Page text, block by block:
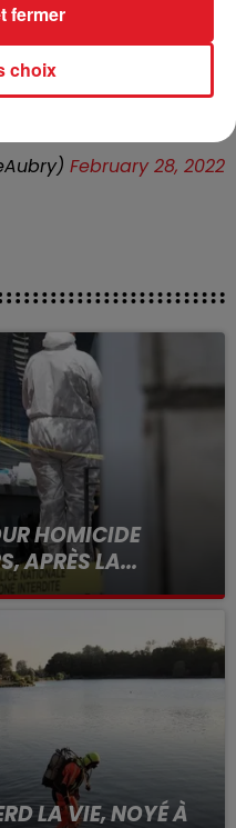
répondre aux
dans les pays
après la décision de
en Ukraine➡️
February 28, 2022
HOMICIDE
APRÈS LA...
le logement servait
LA VIE, NOYÉ À
choix
fermer